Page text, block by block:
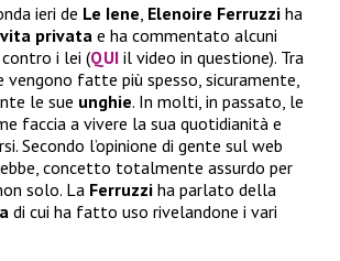
ieri de Le Iene Elenoire Ferruzzi ha
vita privata e ha commentato alcuni
i lei (QUI il video in questione). Tra
vengono fatte più spesso, sicuramente,
le sue unghie. In molti, in passato, le
faccia a vivere la sua quotidianità e
Secondo l’opinione di gente sul web
concetto totalmente assurdo per
solo. La Ferruzzi ha parlato della
di cui ha fatto uso rivelandone i vari